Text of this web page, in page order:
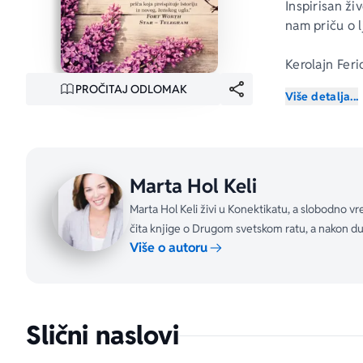
PROČITAJ ODLOMAK
Inspirisan
nam priču o
Kerolajn
a onda
Životi ove
Ravensbrik,
Više detalja...
Marta Hol Keli
Marta Hol Keli živi u Konektikatu, a slobodno
čita knjige o Drugom svetskom ratu, a nakon
Više o autoru
Slični naslovi